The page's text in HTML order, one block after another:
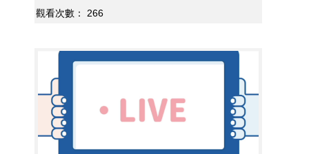
觀看次數：
266